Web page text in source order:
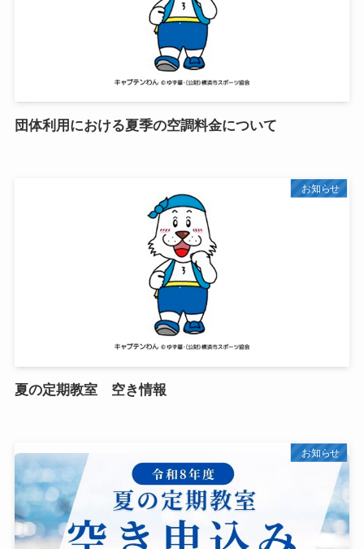
団体利用における夏季の空調料金について
お知らせ
夏の定期教室 空き情報
お知らせ